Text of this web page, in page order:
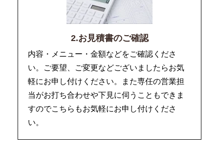
2.お見積書のご確認
内容・メニュー・金額などをご確認くださ
い。ご要望、ご変更などございましたらお気
軽にお申し付けください。また専任の営業担
当がお打ち合わせや下見に伺うこともできま
すのでこちらもお気軽にお申し付けくださ
い。